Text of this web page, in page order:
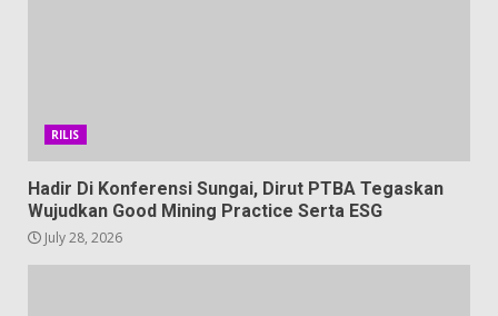
RILIS
Hadir Di Konferensi Sungai, Dirut PTBA Tegaskan
Wujudkan Good Mining Practice Serta ESG
July 28, 2026